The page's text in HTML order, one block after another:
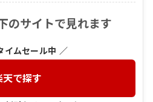
のサイトで見れます
イムセール中 ／
天で探す